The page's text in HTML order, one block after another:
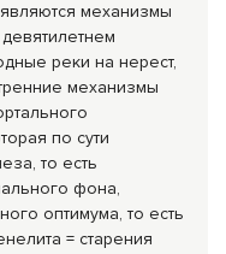
механизмы
реки на нерест,
механизмы
по сути
то есть
фона,
оптимума, то есть
= старения